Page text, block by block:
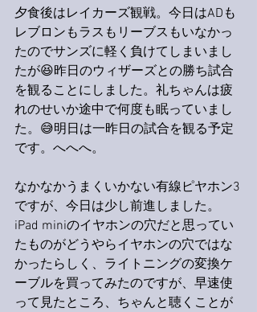
夕食後はレイカーズ観戦。今日はADも
レブロンもラスもリーブスもいなかっ
たのでサンズに軽く負けてしまいまし
たが😆昨日のウィザーズとの勝ち試合
を観ることにしました。礼ちゃんは疲
れのせいか途中で何度も眠っていまし
た。😅明日は一昨日の試合を観る予定
です。へへへ。
なかなかうまくいかない有線ピヤホン3
ですが、今日は少し前進しました。
iPad miniのイヤホンの穴だと思ってい
たものがどうやらイヤホンの穴ではな
かったらしく、ライトニングの変換ケ
ーブルを買ってみたのですが、早速使
って見たところ、ちゃんと聴くことが